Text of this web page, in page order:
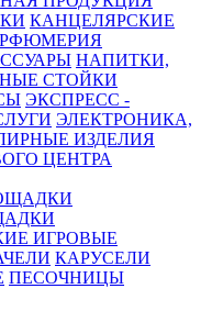
КАНЦЕЛЯРСКИЕ
НАПИТКИ,
СТОЙКИ
ЭКСПРЕСС -
ЭЛЕКТРОНИКА,
ИЗДЕЛИЯ
ЦЕНТРА
ИГРОВЫЕ
КАРУСЕЛИ
ПЕСОЧНИЦЫ